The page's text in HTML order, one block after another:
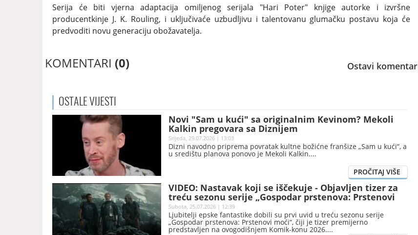
Serija će biti vjerna adaptacija omiljenog serijala "Hari Poter" knjige autorke i izvršne
producentkinje J. K. Rouling, i uključivaće uzbudljivu i talentovanu glumačku postavu koja će
predvoditi novu generaciju obožavatelja.
KOMENTARI (0) Ostavi komentar
OSTALEVIJESTI
Novi "Sam u kući" sa originalnim Kevinom? Mekoli
Kalkin pregovara sa Diznijem
Srijeda, 29.07.2026 | 13:03
Dizni navodno priprema povratak kultne božićne franšize „Sam u kući“, a
u središtu planova ponovo je Mekoli Kalkin.
VIDEO: Nastavak koji se iščekuje - Objavljen tizer za
treću sezonu serije „Gospodar prstenova: Prstenovi
moći“
Subota, 25.07.2026 | 12:39
Ljubitelji epske fantastike dobili su prvi uvid u treću sezonu serije
„Gospodar prstenova: Prstenovi moći“, čiji je tizer premijerno
predstavljen na ovogodišnjem Komik-konu 2026.